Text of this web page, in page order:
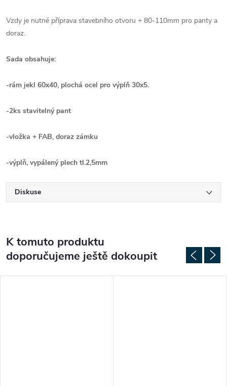
Vzdy je nutné příprava stavebního otvoru + 80-110mm pro panty a
doraz.
Sada obsahuje:
-rám jekl 60x40, plochá ocel pro výplň 30x5.
-2ks stavitelný pant
-vložka + FAB, doraz zámku
-výplň, vypálený plech tl.2,5mm
Diskuse
K tomuto produktu
doporučujeme ještě dokoupit